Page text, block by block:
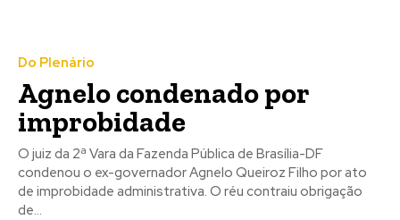
Do Plenário
Agnelo condenado por
improbidade
O juiz da 2ª Vara da Fazenda Pública de Brasília-DF
condenou o ex-governador Agnelo Queiroz Filho por ato
de improbidade administrativa. O réu contraiu obrigação
de...